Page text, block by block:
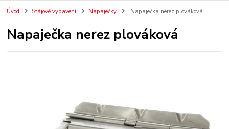
Úvod Stájové vybavení Napaječky Napaječka nerez plováková
Napaječka nerez plováková